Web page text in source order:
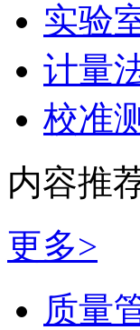
实验
计量
校准
内容推
更多>
质量